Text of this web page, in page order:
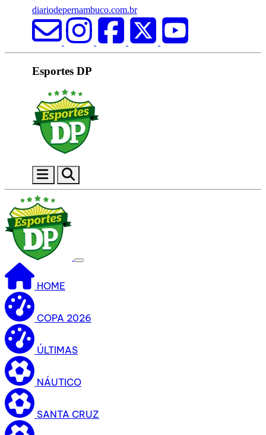
diariodepernambuco.com.br
Esportes DP
HOME
COPA 2026
ÚLTIMAS
NÁUTICO
SANTA CRUZ